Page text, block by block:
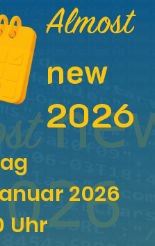
Almost
new
2026
2026
Uhr